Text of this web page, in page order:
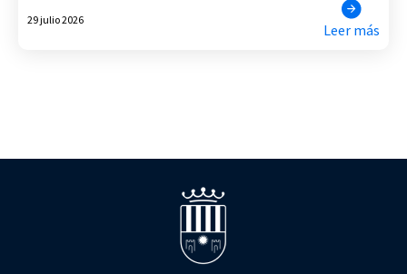
29 julio 2026
Leer más